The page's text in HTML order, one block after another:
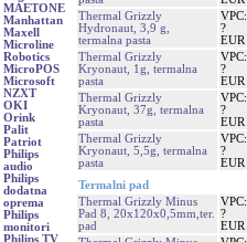
MAETONE
Manhattan
Maxell
Microline
Robotics
MicroPOS
Microsoft
NZXT
OKI
Orink
Palit
Patriot
Philips
audio
Philips
dodatna
oprema
Philips
monitori
Philips TV
Thermal Grizzly
Hydronaut, 3,9 g,
termalna pasta
VPC:
?
EUR
Thermal Grizzly
Kryonaut, 1g, termalna
pasta
VPC:
?
EUR
Thermal Grizzly
Kryonaut, 37g, termalna
pasta
VPC:
?
EUR
Thermal Grizzly
Kryonaut, 5,5g, termalna
pasta
VPC:
?
EUR
Termalni pad
Thermal Grizzly Minus
Pad 8, 20x120x0,5mm,ter.
pad
VPC:
?
EUR